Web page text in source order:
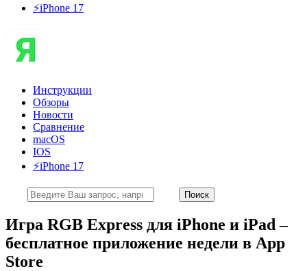
⚡️iPhone 17
Инструкции
Обзоры
Новости
Сравнение
macOS
IOS
⚡️iPhone 17
Игра RGB Express для iPhone и iPad –
бесплатное приложение недели в App
Store